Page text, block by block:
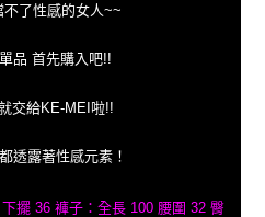
不了性感的女人~~
品 首先購入吧!!
交給KE-MEI啦!!
透露著性感元素！
擺 36 褲子：全長 100 腰圍 32 臀